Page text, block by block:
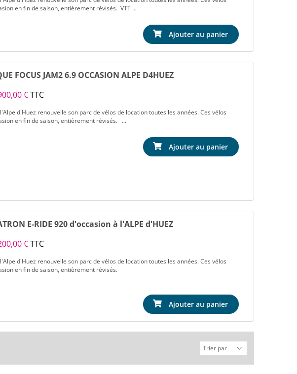
en fin de saison, entièrement révisés. VTT ...
Ajouter au panier
FOCUS JAM2 6.9 OCCASION ALPE D4HUEZ
€TTC
d'Huez renouvelle son parc de vélos de location toutes les années. Ces vélos
en fin de saison, entièrement révisés. ...
Ajouter au panier
E-RIDE 920 d'occasion à l'ALPE d'HUEZ
€TTC
d'Huez renouvelle son parc de vélos de location toutes les années. Ces vélos
en fin de saison, entièrement révisés.
Ajouter au panier